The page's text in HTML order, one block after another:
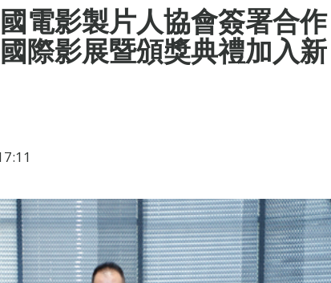
電影製片人協會簽署合作
際影展暨頒獎典禮加入新